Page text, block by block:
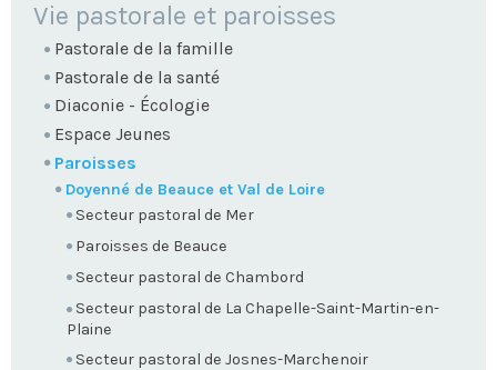
NAVIGATION
Vie pastorale et paroisses
Pastorale de la famille
Pastorale de la santé
Diaconie - Écologie
Espace Jeunes
Paroisses
Doyenné de Beauce et Val de Loire
Secteur pastoral de Mer
Paroisses de Beauce
Secteur pastoral de Chambord
Secteur pastoral de La Chapelle-Saint-Martin-en-
Plaine
Secteur pastoral de Josnes-Marchenoir